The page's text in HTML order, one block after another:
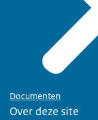
Documenten
Over deze site